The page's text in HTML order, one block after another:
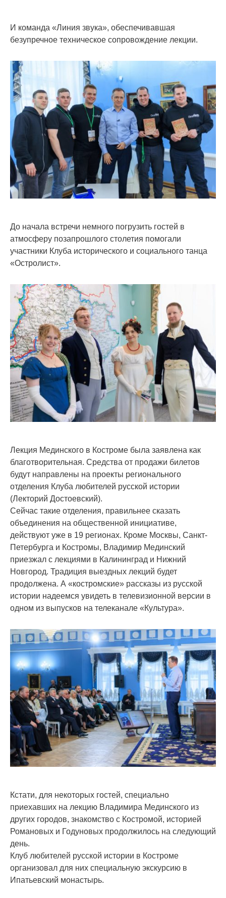
И команда «Линия звука», обеспечивавшая
безупречное техническое сопровождение лекции.
До начала встречи немного погрузить гостей в
атмосферу позапрошлого столетия помогали
участники Клуба исторического и социального танца
«Остролист».
Лекция Мединского в Костроме была заявлена как
благотворительная. Средства от продажи билетов
будут направлены на проекты регионального
отделения Клуба любителей русской истории
(Лекторий Достоевский).
Сейчас такие отделения, правильнее сказать
объединения на общественной инициативе,
действуют уже в 19 регионах. Кроме Москвы, Санкт-
Петербурга и Костромы, Владимир Мединский
приезжал с лекциями в Калининград и Нижний
Новгород. Традиция выездных лекций будет
продолжена. А «костромские» рассказы из русской
истории надеемся увидеть в телевизионной версии в
одном из выпусков на телеканале «Культура».
Кстати, для некоторых гостей, специально
приехавших на лекцию Владимира Мединского из
других городов, знакомство с Костромой, историей
Романовых и Годуновых продолжилось на следующий
день.
Клуб любителей русской истории в Костроме
организовал для них специальную экскурсию в
Ипатьевский монастырь.